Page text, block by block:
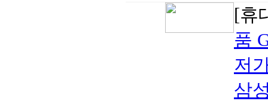
[휴
품
저
삼